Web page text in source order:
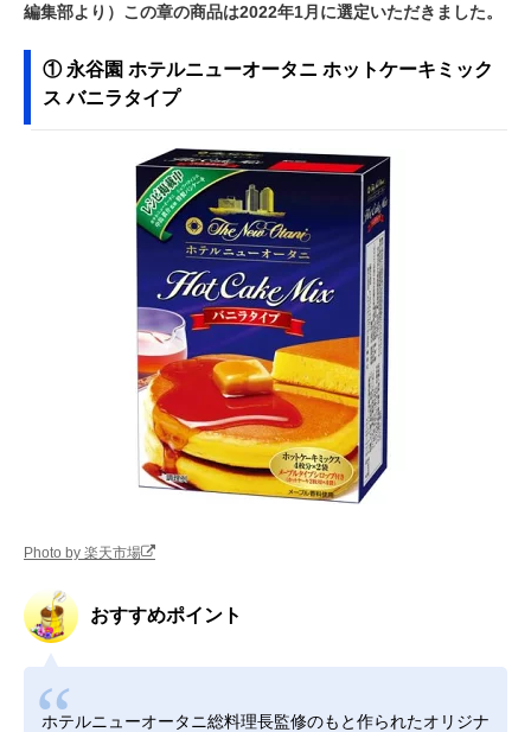
編集部より）この章の商品は2022年1月に選定いただきました。
① 永谷園 ホテルニューオータニ ホットケーキミック
ス バニラタイプ
Photo by 楽天市場
おすすめポイント
ホテルニューオータニ総料理長監修のもと作られたオリジナ